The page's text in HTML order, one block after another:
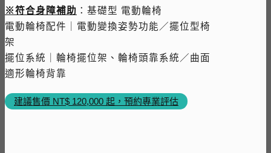
※符合身障補助 ：基礎型 電動輪椅
電動輪椅配件｜電動變換姿勢功能／擺位型椅
架
擺位系統｜輪椅擺位架、輪椅頭靠系統／曲面
適形輪椅背靠
建議售價 NT$ 120,000 起，預約專業評估